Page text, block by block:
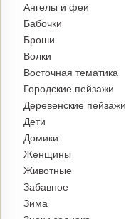
Ангелы и феи
Бабочки
Броши
Волки
Восточная тематика
Городские пейзажи
Деревенские пейзажи
Дети
Домики
Женщины
Животные
Забавное
Зима